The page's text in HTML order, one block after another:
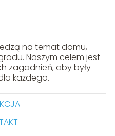
na temat domu,
Naszym celem jest
zagadnień, aby były
każdego.